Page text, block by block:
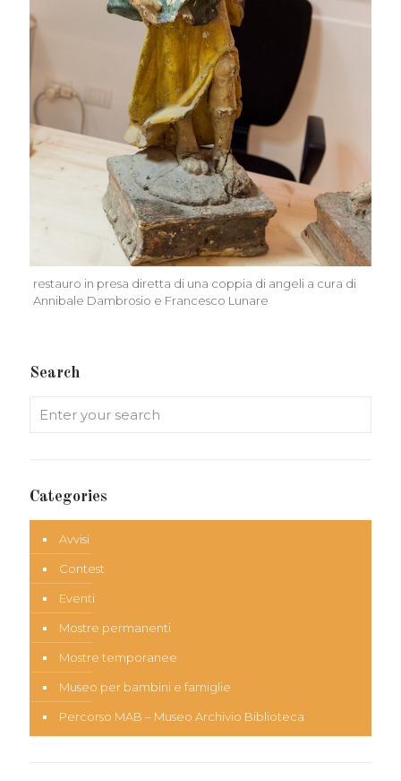
restauro in presa diretta di una coppia di angeli a cura di
Annibale Dambrosio e Francesco Lunare
Search
Categories
Avvisi
Contest
Eventi
Mostre permanenti
Mostre temporanee
Museo per bambini e famiglie
Percorso MAB – Museo Archivio Biblioteca